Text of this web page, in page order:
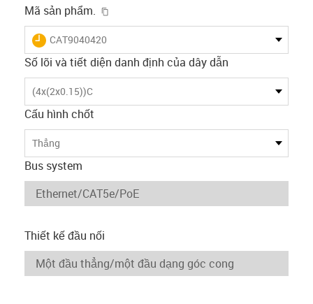
Mã sản phẩm.
igus-icon-lieferzeit
CAT9040420
Số lõi và tiết diện danh định của dây dẫn
(4x(2x0.15))C
Cấu hình chốt
Thẳng
Bus system
Thiết kế đầu nối